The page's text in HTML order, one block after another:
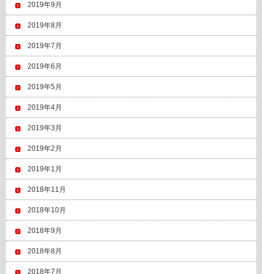
2019年9月
2019年8月
2019年7月
2019年6月
2019年5月
2019年4月
2019年3月
2019年2月
2019年1月
2018年11月
2018年10月
2018年9月
2018年8月
2018年7月